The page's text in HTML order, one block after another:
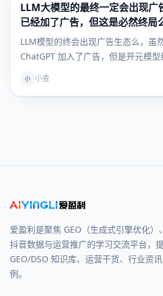
发现
LLM大模型的最终一定会出现广
已经加了广告，但这是必然终局
LLM模型的终会出现广告生态么，虽
ChatGPT 加入了广告，但是开元模
小 小查
爱盈利是聚焦 GEO（生成式引擎优化）
抖音数据与运营推广的学习交流平台，
GEO/DSO 知识库、运营干货、行业资
例。